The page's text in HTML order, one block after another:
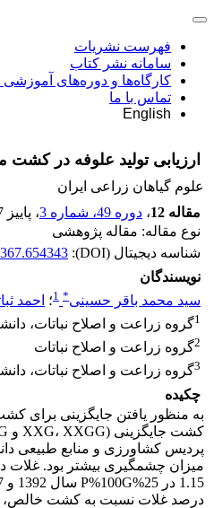
فهرست نشریات
سامانه نشر کتاب
کارگاه‌ها و دوره‌های
تماس با ما
English
ارزیابی تولید علوفه در
علوم گیاهان زراعی ایران
مقاله 12
، دوره 49، شماره 3 ، پاییز 1397
نوع مقاله: مقاله پژوهشی
شناسه دیجیتال (DOI):
نویسندگان
سید محمد باقر حسینی*
1؛ احمد
1گروه زراعت و اصلاح نباتات،
2گروه زراعت و اصلاح نباتات
3گروه زراعت و اصلاح نباتات،
چکیده